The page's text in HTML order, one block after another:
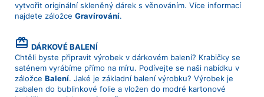
vytvořit originální skleněný dárek s věnováním. Více informací
najdete záložce Gravírování.
card_giftcard DÁRKOVÉ BALENÍ
Chtěli byste připravit výrobek v dárkovém balení? Krabičky se
saténem vyrábíme přímo na míru. Podívejte se naši nabídku v
záložce Balení. Jaké je základní balení výrobku? Výrobek je
zabalen do bublinkové folie a vložen do modré kartonové